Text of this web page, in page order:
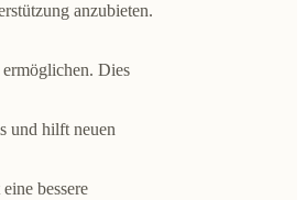
anzubieten.
Dies
und hilft neuen
bessere